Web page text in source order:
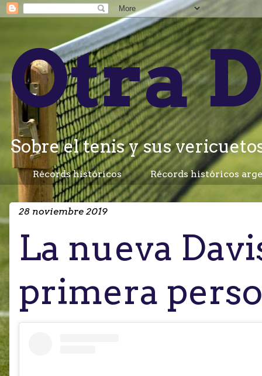
Otra
Sobre el tenis y sus
Récords históricos Récords históricos
28 noviembre 2019
La nueva
primera